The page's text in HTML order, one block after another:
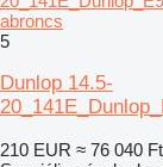
abroncs
5
Dunlop 14.5-
210 EUR ≈ 76 040 Ft